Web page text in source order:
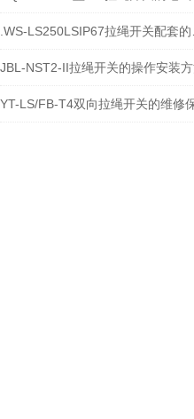
JBL-NST2-II拉绳开关的操作安装
YT-LS/FB-T4双向拉绳开关的维修